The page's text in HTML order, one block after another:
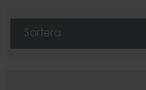
Sortera